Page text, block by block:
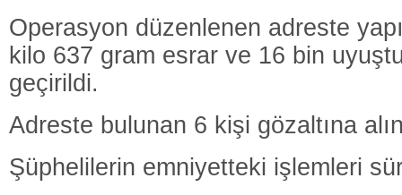
Operasyon düzenlenen adreste
kilo 637 gram esrar ve 16 bin
geçirildi.
Adreste bulunan 6 kişi gözaltına
Şüphelilerin emniyetteki işlemleri